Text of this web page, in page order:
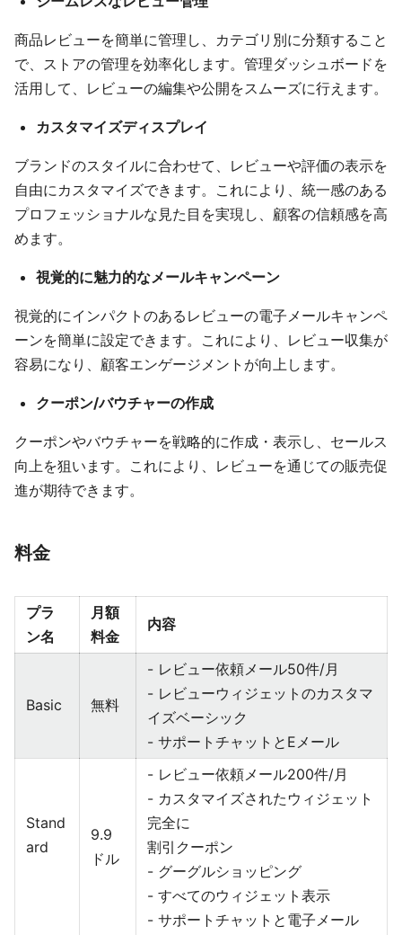
商品レビューを簡単に管理し、カテゴリ別に分類すること
で、ストアの管理を効率化します。管理ダッシュボードを
活用して、レビューの編集や公開をスムーズに行えます。
カスタマイズディスプレイ
ブランドのスタイルに合わせて、レビューや評価の表示を
自由にカスタマイズできます。これにより、統一感のある
プロフェッショナルな見た目を実現し、顧客の信頼感を高
めます。
視覚的に魅力的なメールキャンペーン
視覚的にインパクトのあるレビューの電子メールキャンペ
ーンを簡単に設定できます。これにより、レビュー収集が
容易になり、顧客エンゲージメントが向上します。
クーポン/バウチャーの作成
クーポンやバウチャーを戦略的に作成・表示し、セールス
向上を狙います。これにより、レビューを通じての販売促
進が期待できます。
料金
プラ
ン名
月額
料金
内容
Basic 無料
- レビュー依頼メール50件/月
- レビューウィジェットのカスタマ
イズベーシック
- サポートチャットとEメール
Stand
ard
9.9
ドル
- レビュー依頼メール200件/月
- カスタマイズされたウィジェット
完全に
割引クーポン
- グーグルショッピング
- すべてのウィジェット表示
- サポートチャットと電子メール